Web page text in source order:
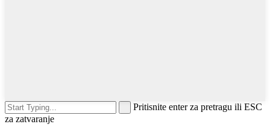
Pritisnite enter za pretragu ili ESC
za zatvaranje